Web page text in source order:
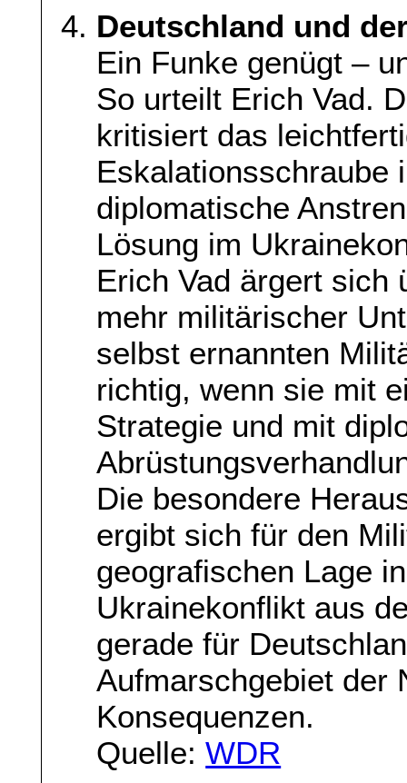
Deutschland und
Ein Funke genügt –
So urteilt Erich Vad.
kritisiert das
Eskalationsschraube
diplomatische
Lösung im
Erich Vad ärgert sich
mehr militärischer
selbst ernannten
richtig, wenn sie mit
Strategie und mit
Die besondere
ergibt sich für den
geografischen Lage
Ukrainekonflikt aus
gerade für
Aufmarschgebiet der
Konsequenzen.
Quelle:WDR